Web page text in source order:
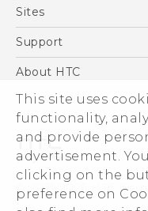
This site uses
functionality,
and provide
advertisement.
clicking on the
preference on
Қазақ -
Safety
5G
EXODUS
VIVE
Sites
HTC Dev
Support
ПОДДЕРЖКА
About HTC
ESG
Инвестирование
Политика
Безопасность
Вакансии
© 2011-2026 HTC